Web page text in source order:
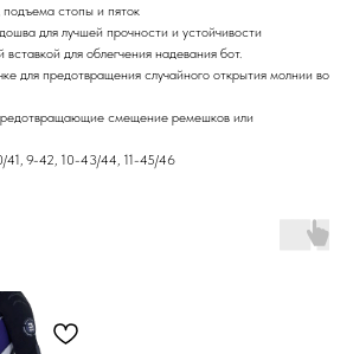
стопы и пяток
для лучшей прочности и устойчивости
для облегчения надевания бот.
для предотвращения случайного открытия молнии во
смещение ремешков или
41, 9-42, 10-43/44, 11-45/46